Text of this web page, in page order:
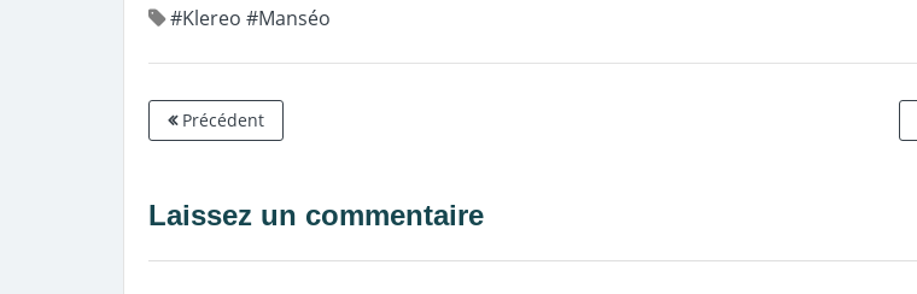
#Klereo #Manséo
Précédent
Laissez un commentaire